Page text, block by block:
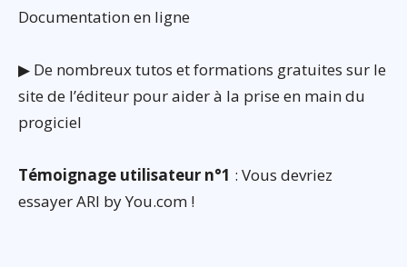
Documentation en ligne
▶ De nombreux tutos et formations gratuites sur le
site de l’éditeur pour aider à la prise en main du
progiciel
Témoignage utilisateur n°1 : Vous devriez
essayer ARI by You.com !